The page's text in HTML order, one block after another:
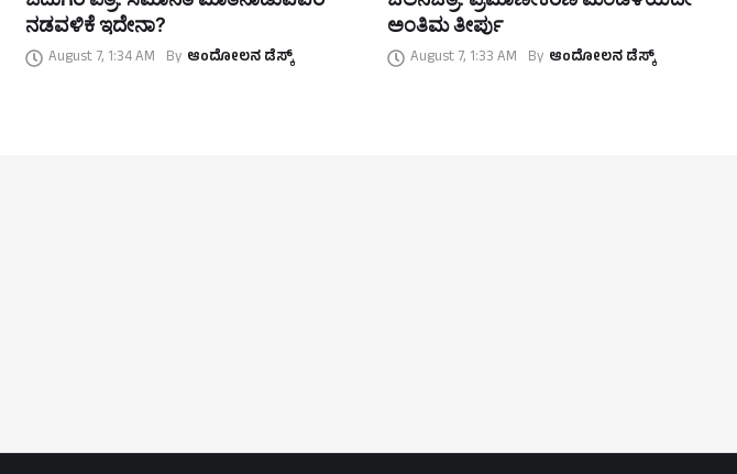
ನಡವಳಿಕೆ ಇದೇನಾ?
August 7, 1:34 AM By ಆಂದೋಲನ ಡೆಸ್ಕ್
ಅಂತಿಮ ತೀರ್ಪು
August 7, 1:33 AM By ಆಂದೋಲನ ಡೆಸ್ಕ್